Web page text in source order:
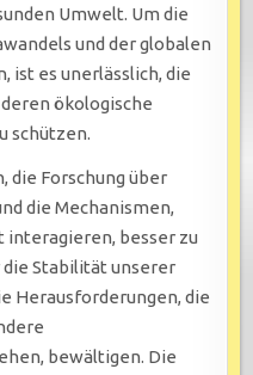
Umwelt. Um die
und der globalen
ist es unerlässlich, die
ökologische
schützen.
die Forschung über
die Mechanismen,
interagieren, besser zu
Stabilität unserer
Herausforderungen, die
bewältigen. Die